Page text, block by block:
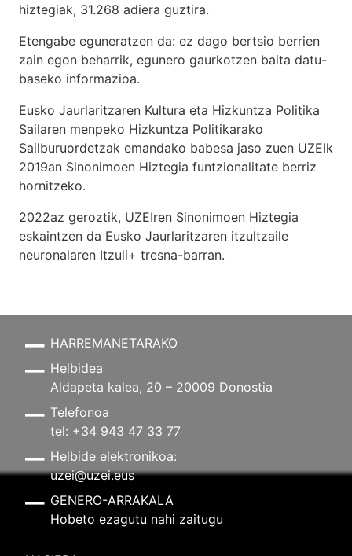
hiztegiak, 31.268 adiera guztira.
Etengabe eguneratzen da: ez dago bertsio berrien
zain egon beharrik, egunero gaurkotzen baita datu-
baseko informazioa.
Eusko Jaurlaritzaren Kultura eta Hizkuntza Politika
Sailaren menpeko Hizkuntza Politikarako
Sailburuordetzak emandako babesa jaso zuen UZEIk
2019an Sinonimoen Hiztegia funtzionalitate berriz
hornitzeko.
2022az geroztik, UZEIren Sinonimoen Hiztegia
eskaintzen da Eusko Jaurlaritzaren itzultzaile
neuronalaren Itzuli+ tresna-barran.
HARREMANETARAKO
Helbidea
Aldapeta kalea, 20 – 20009 Donostia
Telefonoa
tel: +34 943 47 33 77
Helbide elektronikoa:
uzei@uzei.eus
GENERO-ARRAKALA
Hobeto ezagutu nahi zaitugu